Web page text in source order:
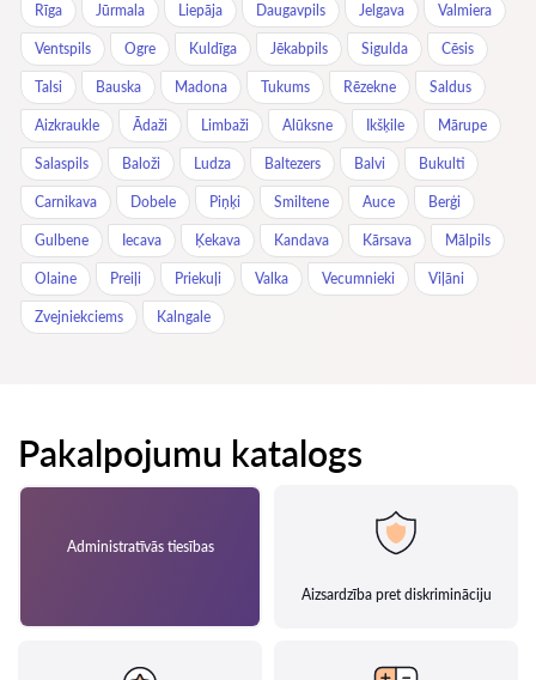
Rīga Jūrmala Liepāja Daugavpils Jelgava Valmiera
Ventspils Ogre Kuldīga Jēkabpils Sigulda Cēsis
Talsi Bauska Madona Tukums Rēzekne Saldus
Aizkraukle Ādaži Limbaži Alūksne Ikšķile Mārupe
Salaspils Baloži Ludza Baltezers Balvi Bukulti
Carnikava Dobele Piņķi Smiltene Auce Berģi
Gulbene Iecava Ķekava Kandava Kārsava Mālpils
Olaine Preiļi Priekuļi Valka Vecumnieki Viļāni
Zvejniekciems Kalngale
Pakalpojumu katalogs
Administratīvās tiesības
Aizsardzība pret diskrimināciju